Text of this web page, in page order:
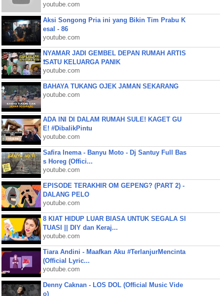
youtube.com
Aksi Songong Pria ini yang Bikin Tim Prabu K
esal - 86
youtube.com
NYAMAR JADI GEMBEL DEPAN RUMAH ARTIS
❗SATU KELUARGA PANIK
youtube.com
BAHAYA TUKANG OJEK JAMAN SEKARANG
youtube.com
ADA INI DI DALAM RUMAH SULE! KAGET GU
E! #DibalikPintu
youtube.com
Safira Inema - Banyu Moto - Dj Santuy Full Bas
s Horeg (Offici...
youtube.com
EPISODE TERAKHIR OM GEPENG? (PART 2) -
DALANG PELO
youtube.com
8 KIAT HIDUP LUAR BIASA UNTUK SEGALA SI
TUASI || DIY dan Keraj...
youtube.com
Tiara Andini - Maafkan Aku #TerlanjurMencinta
(Official Lyric...
youtube.com
Denny Caknan - LOS DOL (Official Music Vide
o)